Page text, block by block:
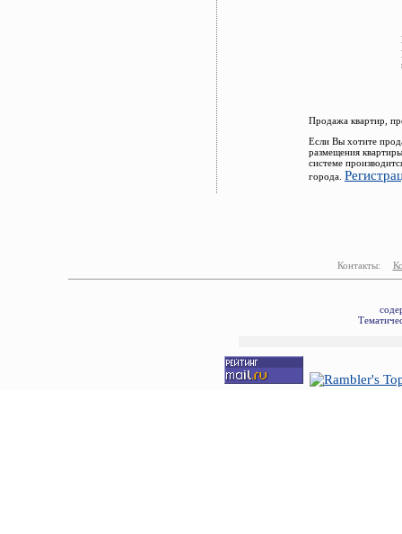
Продажа квартир,
Если Вы хотите
размещения
системе
города.
Контакты: